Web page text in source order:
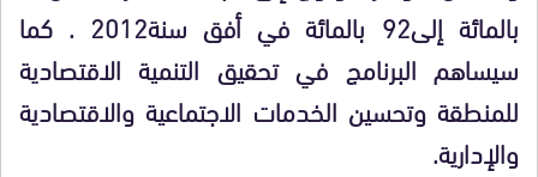
بالمائة إلى92 بالمائة في أفق سنة2012 . كما
سيساهم البرنامج في تحقيق التنمية الاقتصادية
للمنطقة وتحسين الخدمات الاجتماعية والاقتصادية
والإدارية.